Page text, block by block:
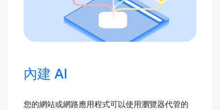
內建 AI
您的網站或網路應用程式可以使用瀏覽器代管的